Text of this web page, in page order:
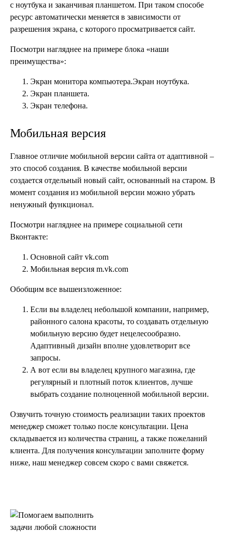
с ноутбука и заканчивая планшетом. При таком способе
ресурс автоматически меняется в зависимости от
разрешения экрана, с которого просматривается сайт.
Посмотри нагляднее на примере блока «наши
преимущества»:
Экран монитора компьютера.Экран ноутбука.
Экран планшета.
Экран телефона.
Мобильная версия
Главное отличие мобильной версии сайта от адаптивной –
это способ создания. В качестве мобильной версии
создается отдельный новый сайт, основанный на старом. В
момент создания из мобильной версии можно убрать
ненужный функционал.
Посмотри нагляднее на примере социальной сети
Вконтакте:
Основной сайт vk.com
Мобильная версия m.vk.com
Обобщим все вышеизложенное:
Если вы владелец небольшой компании, например,
районного салона красоты, то создавать отдельную
мобильную версию будет нецелесообразно.
Адаптивный дизайн вполне удовлетворит все
запросы.
А вот если вы владелец крупного магазина, где
регулярный и плотный поток клиентов, лучше
выбрать создание полноценной мобильной версии.
Озвучить точную стоимость реализации таких проектов
менеджер сможет только после консультации. Цена
складывается из количества страниц, а также пожеланий
клиента. Для получения консультации заполните форму
ниже, наш менеджер совсем скоро с вами свяжется.